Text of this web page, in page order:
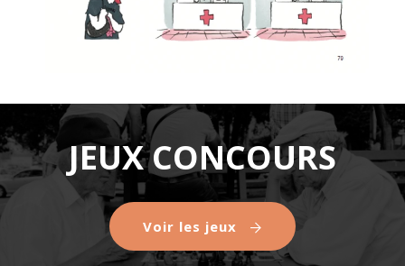
JEUX CONCOURS
Voir les jeux